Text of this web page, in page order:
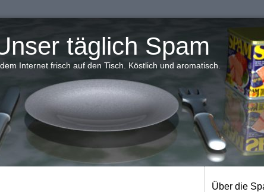
täglich Spam
Internet frisch auf den Tisch. Köstlich und aromatisch.
Über die